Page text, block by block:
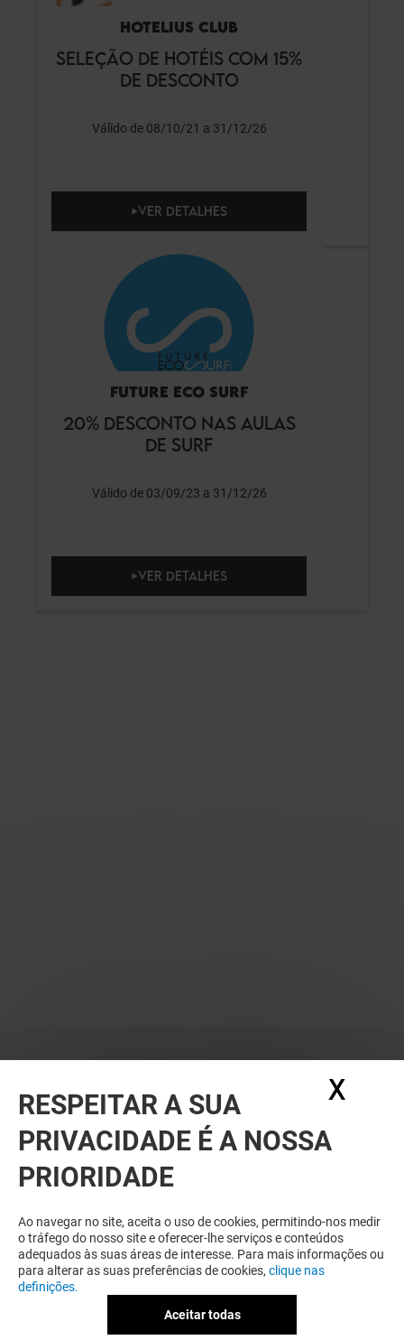
HOTELIUS CLUB
SELEÇÃO DE HOTÉIS COM 15%
DE DESCONTO
Válido de 08/10/21 a 31/12/26
VER DETALHES
FUTURE ECO SURF
20% DESCONTO NAS AULAS
DE SURF
Válido de 03/09/23 a 31/12/26
VER DETALHES
RESPEITAR A SUA
PRIVACIDADE É A NOSSA
PRIORIDADE
Ao navegar no site, aceita o uso de cookies, permitindo-nos medir
o tráfego do nosso site e oferecer-lhe serviços e conteúdos
adequados às suas áreas de interesse. Para mais informações ou
para alterar as suas preferências de cookies, clique nas
definições.
Aceitar todas
X